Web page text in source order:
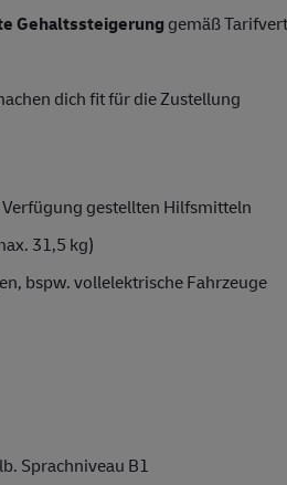
Gehaltssteigerung gemäß
dich fit für die Zustellung
gestellten Hilfsmitteln
31,5 kg)
bspw. vollelektrische Fahrzeuge
Sprachniveau B1